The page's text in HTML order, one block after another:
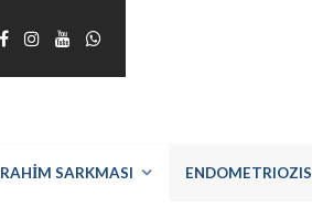
RAHİM SARKMASI ENDOMETRIOZIS